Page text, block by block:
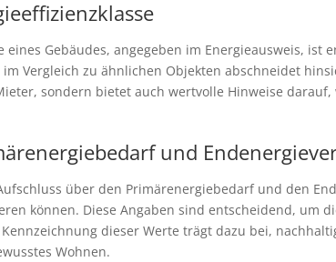
eines Gebäudes, angegeben im Energieausweis,
Vergleich zu ähnlichen Objekten abschneidet
sondern bietet auch wertvolle Hinweise
und
über den Primärenergiebedarf und den
können. Diese Angaben sind entscheidend,
dieser Werte trägt dazu bei,
Wohnen.